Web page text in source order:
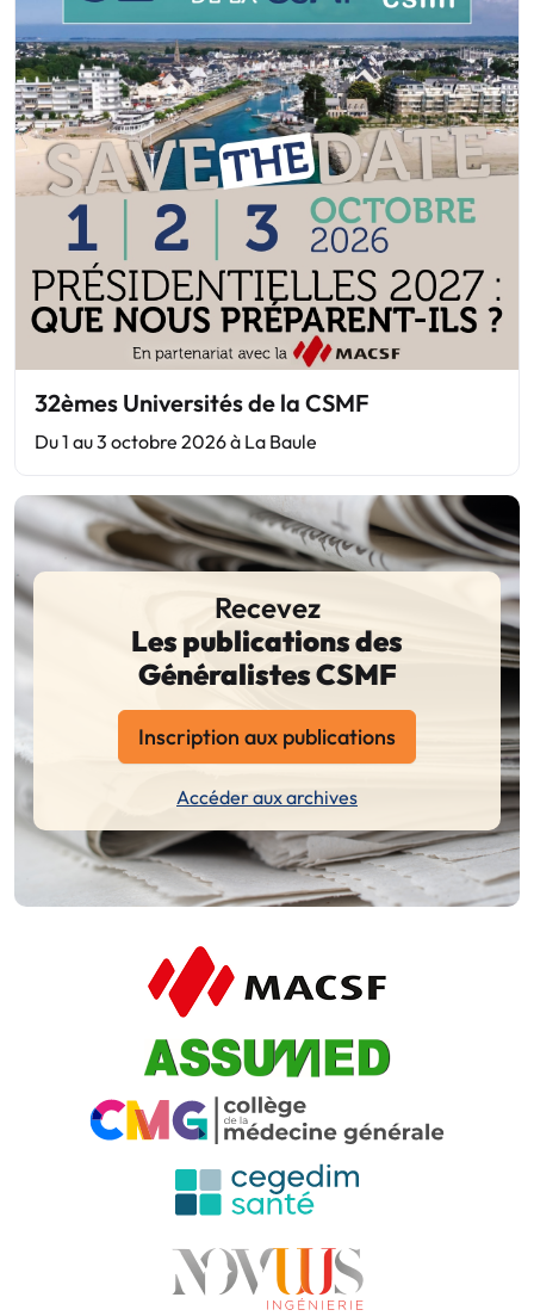
32èmes Universités de la CSMF
Du 1 au 3 octobre 2026 à La Baule
Recevez
Les publications des
Généralistes CSMF
Inscription aux publications
Accéder aux archives